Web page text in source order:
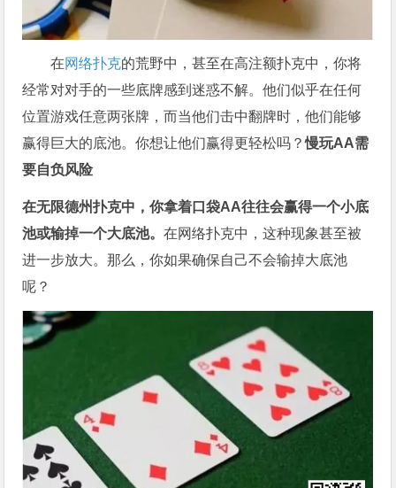
在网络扑克的荒野中，甚至在高注额扑克中，你将
经常对对手的一些底牌感到迷惑不解。他们似乎在任何
位置游戏任意两张牌，而当他们击中翻牌时，他们能够
赢得巨大的底池。你想让他们赢得更轻松吗？慢玩AA需
要自负风险
在无限德州扑克中，你拿着口袋AA往往会赢得一个小底
池或输掉一个大底池。在网络扑克中，这种现象甚至被
进一步放大。那么，你如果确保自己不会输掉大底池
呢？